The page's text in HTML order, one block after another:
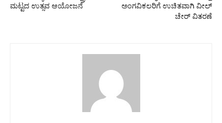
ಮಟ್ಟದ ಉತ್ಸವ ಆಯೋಜನೆ
ಅಂಗವಿಕಲರಿಗೆ ಉಚಿತವಾಗಿ ವೀಲ್
ಚೇರ್ ವಿತರಣೆ